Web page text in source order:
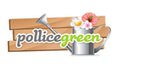
contenuto